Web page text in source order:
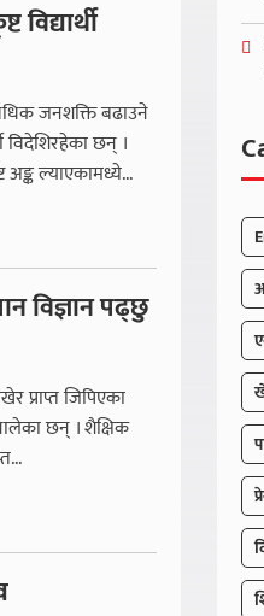
जनशक्ति बढाउने
विदेशिरहेका छन् ।
ल्याएकामध्ये...
विज्ञान पढ्छु
प्राप्त जिपिएका
छन् । शैक्षिक